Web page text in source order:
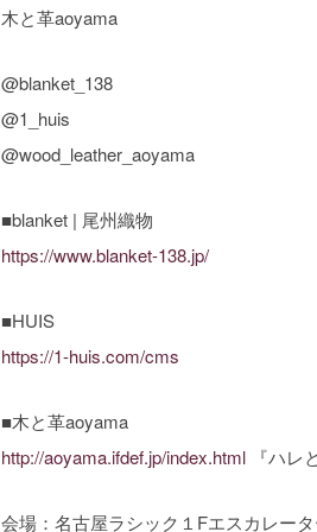
木と革aoyama
@blanket_138
@1_huis
@wood_leather_aoyama
■blanket | 尾州織物
https://www.blanket-138.jp/
■HUIS
https://1-huis.com/cms
■木と革aoyama
http://aoyama.ifdef.jp/index.html 『ハレ
会場：名古屋ラシック１Fエスカレー